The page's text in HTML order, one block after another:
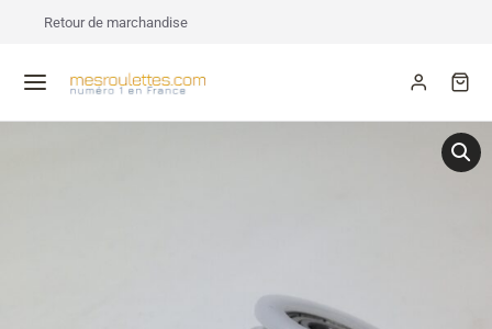
Retour de marchandise